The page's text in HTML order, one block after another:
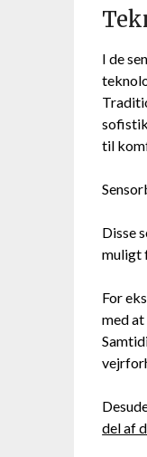
I de
til
Disse
muligt
For
med
del af